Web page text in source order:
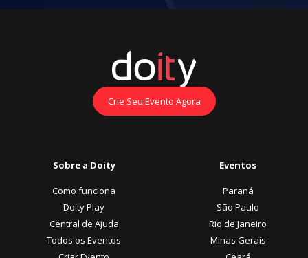
Crie Seu Evento Agora
Sobre a Doity
Como funciona
Doity Play
Central de Ajuda
Todos os Eventos
Eventos
Paraná
São Paulo
Rio de Janeiro
Minas Gerais